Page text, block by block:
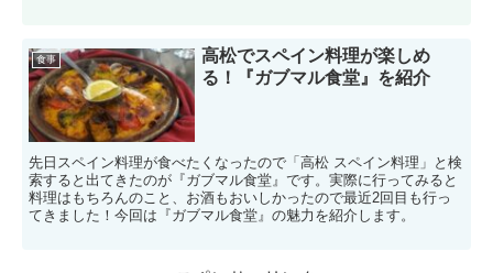
食事
高松でスペイン料理が楽しめ
る！『ガブマル食堂』を紹介
先日スペイン料理が食べたくなったので「高松 スペイン料理」と検
索すると出てきたのが『ガブマル食堂』です。実際に行ってみると
料理はもちろんのこと、お酒もおいしかったので最近2回目も行っ
てきました！今回は『ガブマル食堂』の魅力を紹介します。